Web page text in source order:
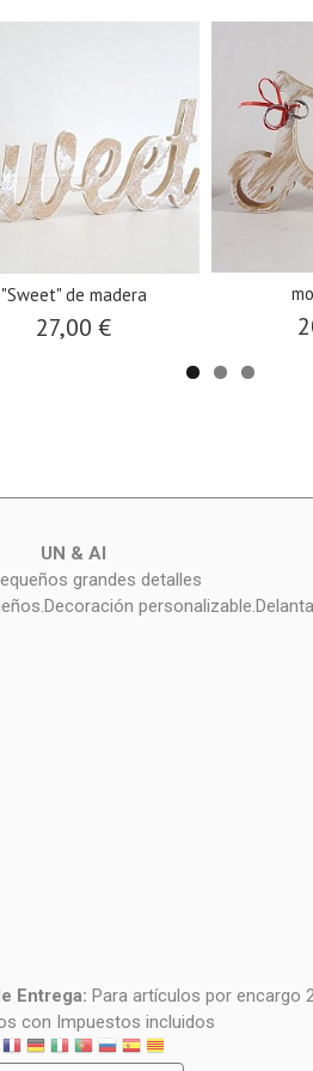
"Sweet" de madera
27,00 €
UN & AI
grandes detalles
Entrega: Para artículos por encargo
con Impuestos incluidos